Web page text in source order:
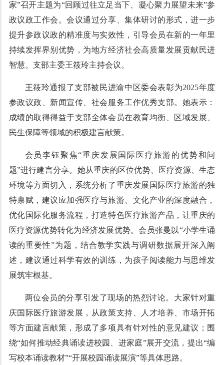
家”召开主题为“回顾过往立足当下、凝心聚力展望未来”参
政议政工作会。会议通过分享、集体研讨的形式，进一步
提升参政议政的精准度与实效性，引导会员在新的一年里
持续发挥界别优势，为地方经济社会高质量发展贡献民进
智慧。支部主委王筱玲主持会议。
王筱玲通报了支部被民进渝中区委会表彰为2025年度
参政议政、新闻宣传、社会服务工作优秀支部。她表示：
成绩的取得得益于支部全体会员在教育均衡、区域发展、
民生保障等领域的积极建言献策。
会员李钰聚焦“重庆发展国际医疗旅游的优势和问
题”进行建言分享。她从重庆的区位优势、医疗资源、生态
环境等方面切入，系统分析了重庆发展国际医疗旅游的独
特禀赋，建议应加强医疗与旅游、文化产业的深度融合，
优化国际化服务流程，打造特色医疗旅游产品，让重庆的
医疗资源优势转化为经济发展优势。会员张曼以“小学生诵
读的重要性”为题，结合教学实践与调研数据展开深入阐
述 ， 建议通过科学有效的训练，为孩子阅读能力与思维发
展筑牢根基。
两位会员的分享引发了现场的热烈讨论。大家针对重
庆国际医疗旅游发展，从政策支持、人才培养、市场开拓
等方面建言献策，形成了多项具有针对性的意见建议；围
绕“如何推动经典诵读进校园、进家庭”展开交流，提出“编
写校本诵读教材”“开展校园诵读展演”等具体思路。